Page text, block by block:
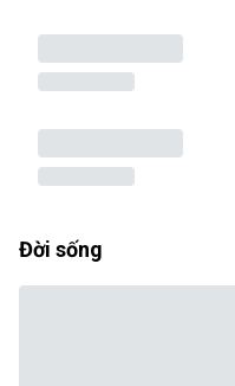
Đời sống